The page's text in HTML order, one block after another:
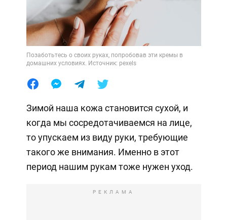
Позаботьтесь о своих руках, попробовав эти кремы в
домашних условиях. Источник: pexels
Зимой наша кожа становится сухой, и
когда мы сосредотачиваемся на лице,
то упускаем из виду руки, требующие
такого же внимания. Именно в этот
период нашим рукам тоже нужен уход.
РЕКЛАМА